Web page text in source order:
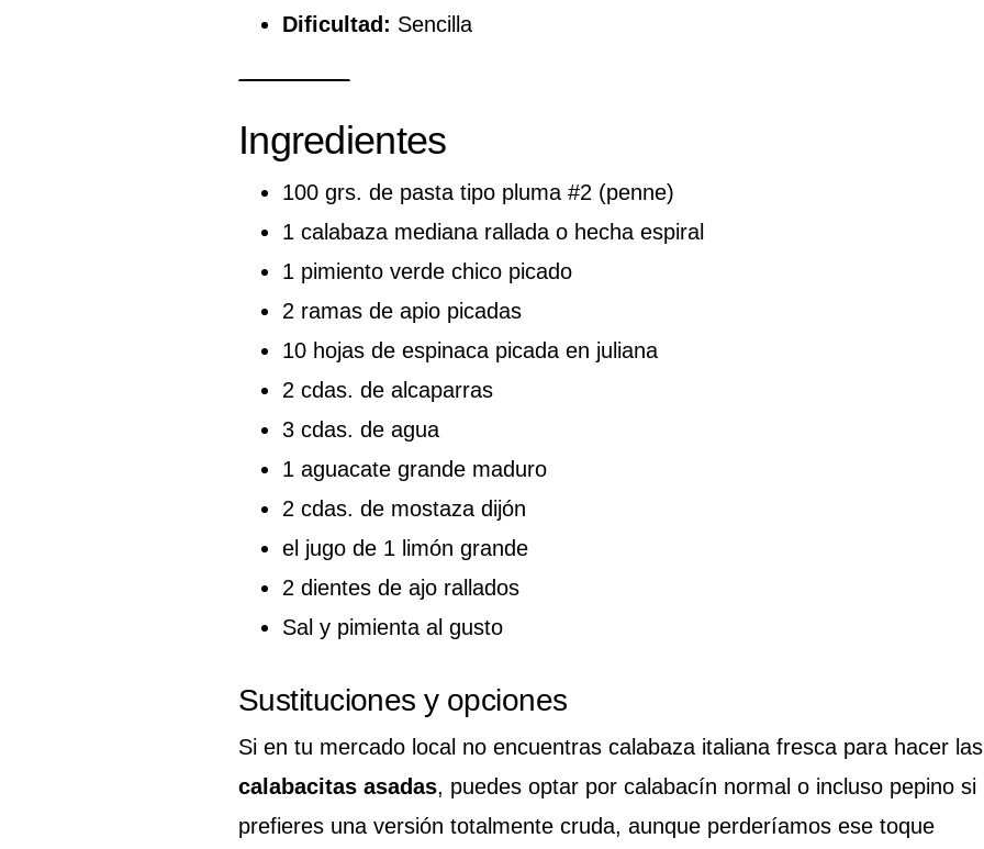
Dificultad: Sencilla
Ingredientes
100 grs. de pasta tipo pluma #2 (penne)
1 calabaza mediana rallada o hecha espiral
1 pimiento verde chico picado
2 ramas de apio picadas
10 hojas de espinaca picada en juliana
2 cdas. de alcaparras
3 cdas. de agua
1 aguacate grande maduro
2 cdas. de mostaza dijón
el jugo de 1 limón grande
2 dientes de ajo rallados
Sal y pimienta al gusto
Sustituciones y opciones
Si en tu mercado local no encuentras calabaza italiana fresca para hacer las
calabacitas asadas, puedes optar por calabacín normal o incluso pepino si
prefieres una versión totalmente cruda, aunque perderíamos ese toque